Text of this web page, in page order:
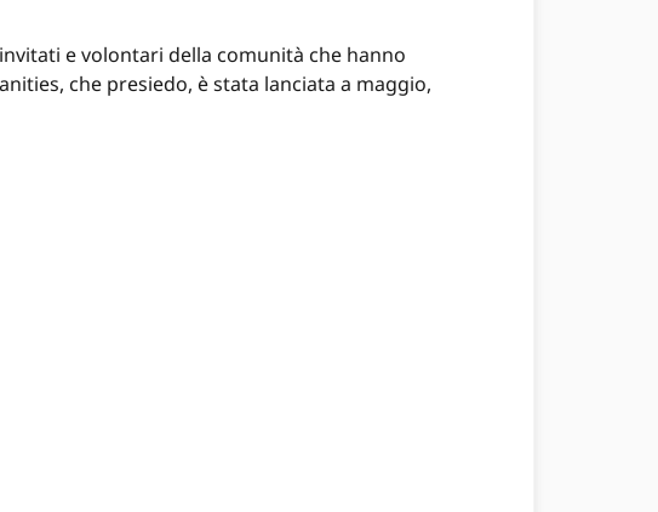
e volontari della comunità che hanno
che presiedo, è stata lanciata a maggio,